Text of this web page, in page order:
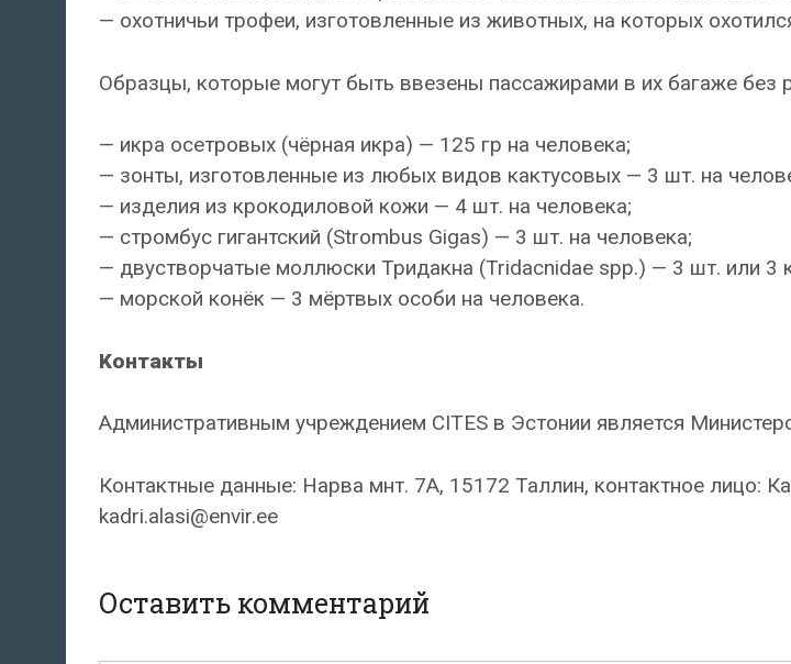
— охотничьи трофеи, изготовленные из животных, на которых
Образцы, которые могут быть ввезены пассажирами в их багаже без
— икра осетровых (чёрная икра) — 125 гр на человека;
— зонты, изготовленные из любых видов кактусовых — 3 шт. на
— изделия из крокодиловой кожи — 4 шт. на человека;
— стромбус гигантский (Strombus Gigas) — 3 шт. на человека;
— двустворчатые моллюски Тридакна (Tridacnidae spp.) — 3 шт. или 3
— морской конёк — 3 мёртвых особи на человека.
Koнтакты
Административным учреждением CITES в Эстонии является
Контактные данные: Нарва мнт. 7A, 15172 Таллин, контактное лицо:
kadri.alasi@envir.ee
Оставить комментарий